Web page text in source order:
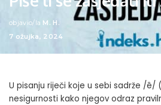
Posted
by
objavio/la M. H.
7 ožujka, 2024
U pisanju riječi koje u sebi sadrže /
nesigurnosti kako njegov odraz